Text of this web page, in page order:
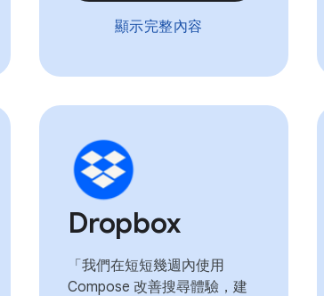
顯示完整內容
Dropbox
「我們在短短幾週內使用
Compose 改善搜尋體驗，建